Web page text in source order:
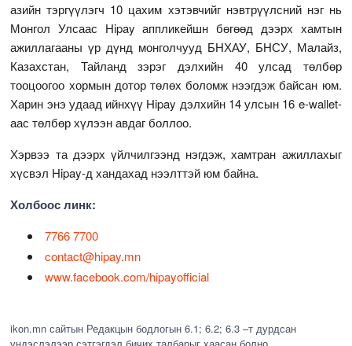
азийн тэргүүлэгч 10 цахим хэтэвчийг нэвтрүүлсний нэг нь
Монгол Улсаас Hipay аппликейшн бөгөөд дээрх хамтын
ажиллагааны үр дүнд монголчууд БНХАУ, БНСУ, Малайз,
Казахстан, Тайланд зэрэг дэлхийн 40 улсад төлбөр
тооцоогоо хормын дотор төлөх боломж нээгдэж байсан юм.
Харин энэ удаад ийнхүү Hipay дэлхийн 14 улсын 16 e-wallet-
аас төлбөр хүлээн авдаг боллоо.
Хэрвээ та дээрх үйлчилгээнд нэгдэж, хамтран ажиллахыг
хүсвэл Hipay-д хандахад нээлттэй юм байна.
Холбоос линк:
7766 7700
contact@hipay.mn
www.facebook.com/hipayofficial
ikon.mn сайтын Редакцын бодлогын 6.1; 6.2; 6.3 –т дурдсан